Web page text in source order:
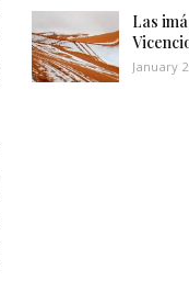
Las
January